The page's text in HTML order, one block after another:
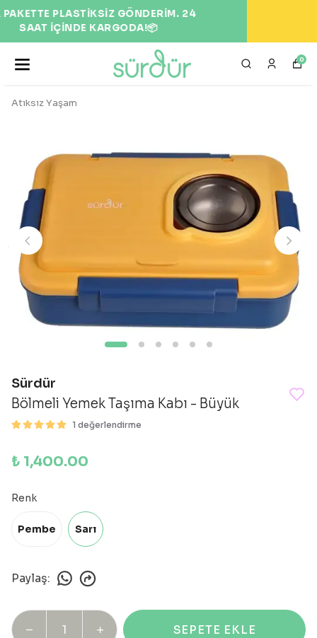
EKOLOJİK VE DOĞAL ÜRÜNLER 🌍
0
Atıksız Yaşam
Sürdür
Bölmeli Yemek Taşıma Kabı - Büyük
1 değerlendirme
₺ 1,400.00
Renk
Pembe Sarı
Paylaş:
SEPETE EKLE